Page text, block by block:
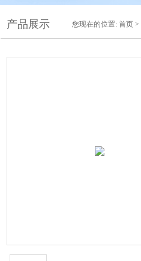
产品展示 您现在的位置: 首页 >